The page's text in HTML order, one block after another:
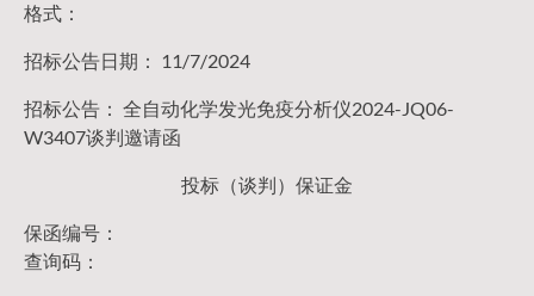
格式：
招标公告日期： 11/7/2024
招标公告： 全自动化学发光免疫分析仪2024-JQ06-
W3407谈判邀请函
投标（谈判）保证金
保函编号：
查询码：